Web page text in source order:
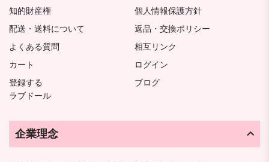
知的財産権
個人情報保護方針
配送・送料について
返品・交換ポリシー
よくある質問
相互リンク
カート
ログイン
登録する
ブログ
ラブドール
企業理念